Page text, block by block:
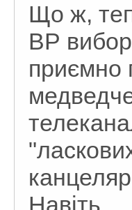
Що ж,
ВР
приємно
Навіть